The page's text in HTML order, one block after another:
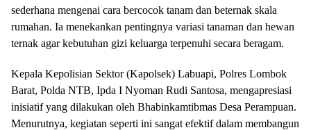
sederhana mengenai cara bercocok tanam dan beternak skala
rumahan. Ia menekankan pentingnya variasi tanaman dan hewan
ternak agar kebutuhan gizi keluarga terpenuhi secara beragam.
Kepala Kepolisian Sektor (Kapolsek) Labuapi, Polres Lombok
Barat, Polda NTB, Ipda I Nyoman Rudi Santosa, mengapresiasi
inisiatif yang dilakukan oleh Bhabinkamtibmas Desa Perampuan.
Menurutnya, kegiatan seperti ini sangat efektif dalam membangun